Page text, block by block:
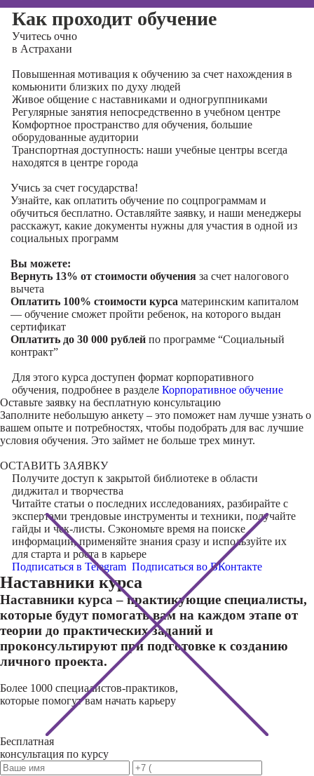
Как проходит обучение
Учитесь очно
в Астрахани
Повышенная мотивация к обучению за счет нахождения в
комьюнити близких по духу людей
Живое общение с наставниками и одногруппниками
Регулярные занятия непосредственно в учебном центре
Комфортное пространство для обучения, большие
оборудованные аудитории
Транспортная доступность: наши учебные центры всегда
находятся в центре города
Учись за счет государства!
Узнайте, как оплатить обучение по соцпрограммам и
обучиться бесплатно. Оставляйте заявку, и наши менеджеры
расскажут, какие документы нужны для участия в одной из
социальных программ
Вы можете:
Вернуть 13% от стоимости обучения за счет налогового
вычета
Оплатить 100% стоимости курса материнским капиталом
— обучение сможет пройти ребенок, на которого выдан
сертификат
Оплатить до 30 000 рублей по программе “Социальный
контракт”
Для этого курса доступен формат корпоративного
обучения, подробнее в разделе Корпоративное обучение
Оставьте заявку на бесплатную консультацию
Заполните небольшую анкету – это поможет нам лучше узнать о
вашем опыте и потребностях, чтобы подобрать для вас лучшие
условия обучения. Это займет не больше трех минут.
ОСТАВИТЬ ЗАЯВКУ
Получите доступ к закрытой библиотекев области
диджитал и творчества
Читайте статьи о последних исследованиях, разбирайте с
экспертами трендовые инструменты и техники, получайте
гайды и чек-листы. Сэкономьте время на поиске
информации, применяйте знания сразу и используйте их
для старта и роста в карьере
Подписаться в Telegram Подписаться во ВКонтакте
Наставники курса
Наставники курса – практикующие специалисты,
которые будут помогать вам на каждом этапе от
теории до практических заданий и
проконсультируют при подготовке к созданию
личного проекта.
Более 1000 специалистов-практиков,
которые помогут вам начать карьеру
Бесплатная
консультация по курсу